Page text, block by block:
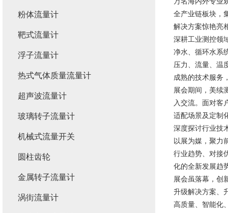
全产业链板块，
解决方案惊艳亮
深耕工业测控领
净水、循环水系
压力、流量、温
成熟的技术服务
展会期间，美续
入交流。面对客
适配场景及定制
深度探讨行业技
以展为媒，聚力
行业趋势、对接
化的全新发展趋
展会虽落幕，创
升级解决方案、
高质量、智能化
粉体流量计
靶式流量计
浮子流量计
热式气体质量流量计
超声波流量计
玻璃转子流量计
机械式流量开关
圆柱齿轮
金属转子流量计
涡街流量计